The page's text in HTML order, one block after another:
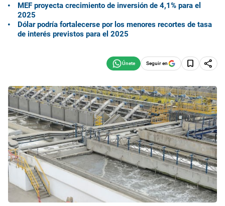
MEF proyecta crecimiento de inversión de 4,1% para el
2025
Dólar podría fortalecerse por los menores recortes de tasa
de interés previstos para el 2025
Seguir en